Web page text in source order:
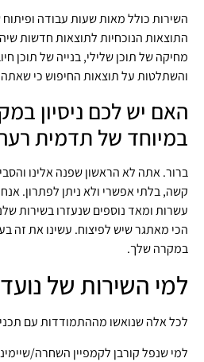
השירות כולל מאות שעות עבודה
התוצאות הנוכחיות לתוצאות חדשות
מחיקה של תוכן שלילי, בנייה של תוכן
והשתלטות על תוצאות החיפוש כי
האם יש לכם ניסיון
במיוחד של תדמית
ברור. אתה לא הראשון שפנה אלינו
קשה, בלתי אפשרי ולא ניתן לפתרון.
עשרות ומאד נוספים שנעזרו בשירות
הכי מאתגר שיש לפיצוח. עשינו את זה
במקרה שלך.
למי השירות של
לכל אלה שנואשו מההתמודדות עם
למי שנפל קורבן לקמפיין השחרה/